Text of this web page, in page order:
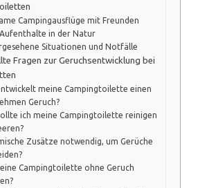
Campingausflüge mit Freunden
in der Natur
Situationen und Notfälle
Fragen zur Geruchsentwicklung bei
meine Campingtoilette einen
Geruch?
ich meine Campingtoilette reinigen
Zusätze notwendig, um Gerüche
Campingtoilette ohne Geruch